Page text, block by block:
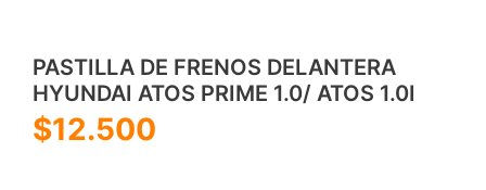
PASTILLA DE FRENOS DELANTERA
HYUNDAI ATOS PRIME 1.0/ ATOS 1.0I
$12.500